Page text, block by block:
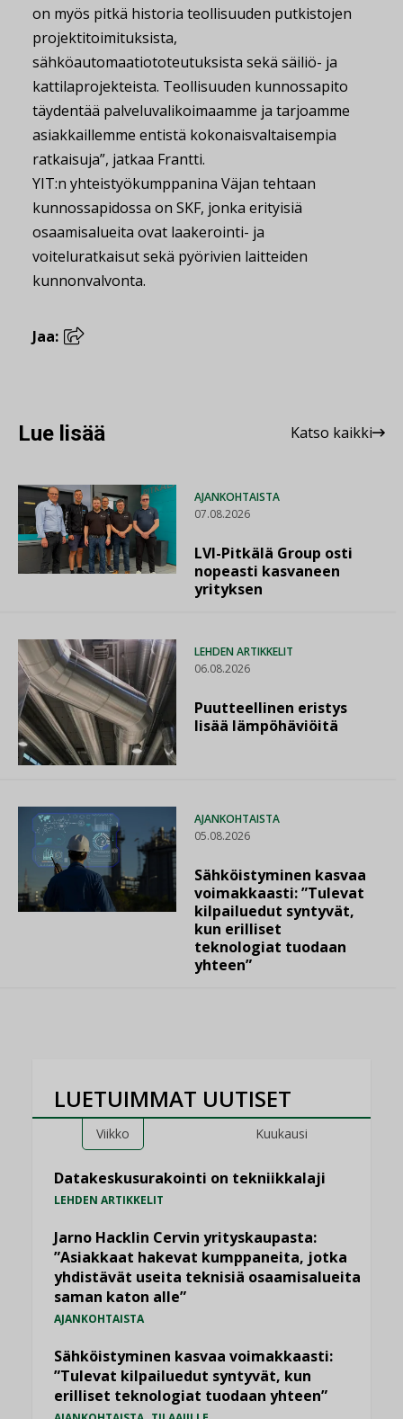
on myös pitkä historia teollisuuden putkistojen
projektitoimituksista,
sähköautomaatiototeutuksista sekä säiliö- ja
kattilaprojekteista. Teollisuuden kunnossapito
täydentää palveluvalikoimaamme ja tarjoamme
asiakkaillemme entistä kokonaisvaltaisempia
ratkaisuja”, jatkaa Frantti.
YIT:n yhteistyökumppanina Väjan tehtaan
kunnossapidossa on SKF, jonka erityisiä
osaamisalueita ovat laakerointi- ja
voiteluratkaisut sekä pyörivien laitteiden
kunnonvalvonta.
Jaa:
Lue lisää Katso kaikki
AJANKOHTAISTA
07.08.2026
LVI-Pitkälä Group osti
nopeasti kasvaneen
yrityksen
LEHDEN ARTIKKELIT
06.08.2026
Puutteellinen eristys
lisää lämpöhäviöitä
AJANKOHTAISTA
05.08.2026
Sähköistyminen kasvaa
voimakkaasti: ”Tulevat
kilpailuedut syntyvät,
kun erilliset
teknologiat tuodaan
yhteen”
LUETUIMMAT UUTISET
Viikko Kuukausi
Datakeskusurakointi on tekniikkalaji
LEHDEN ARTIKKELIT
Jarno Hacklin Cervin yrityskaupasta:
”Asiakkaat hakevat kumppaneita, jotka
yhdistävät useita teknisiä osaamisalueita
saman katon alle”
AJANKOHTAISTA
Sähköistyminen kasvaa voimakkaasti:
”Tulevat kilpailuedut syntyvät, kun
erilliset teknologiat tuodaan yhteen”